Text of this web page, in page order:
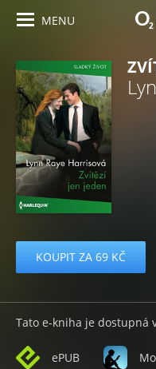
MENU
KOUPIT ZA 69 KČ
Tato e-kniha je dostupná
ePUB